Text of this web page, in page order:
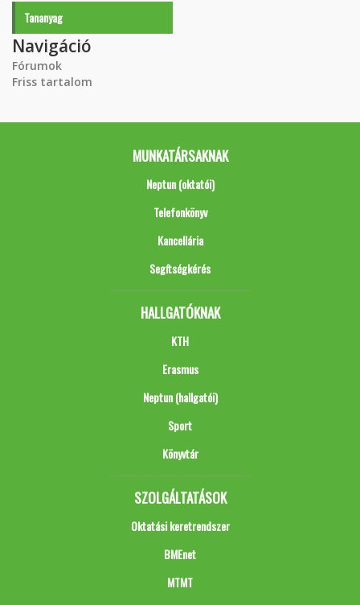
Tananyag
Navigáció
Fórumok
Friss tartalom
MUNKATÁRSAKNAK
Neptun (oktatói)
Telefonkönyv
Kancellária
Segítségkérés
HALLGATÓKNAK
KTH
Erasmus
Neptun (hallgatói)
Sport
Könyvtár
SZOLGÁLTATÁSOK
Oktatási keretrendszer
BMEnet
MTMT